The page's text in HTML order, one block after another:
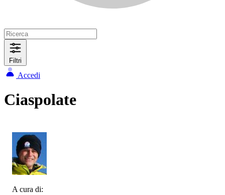
Filtri
Accedi
Ciaspolate
A cura di: